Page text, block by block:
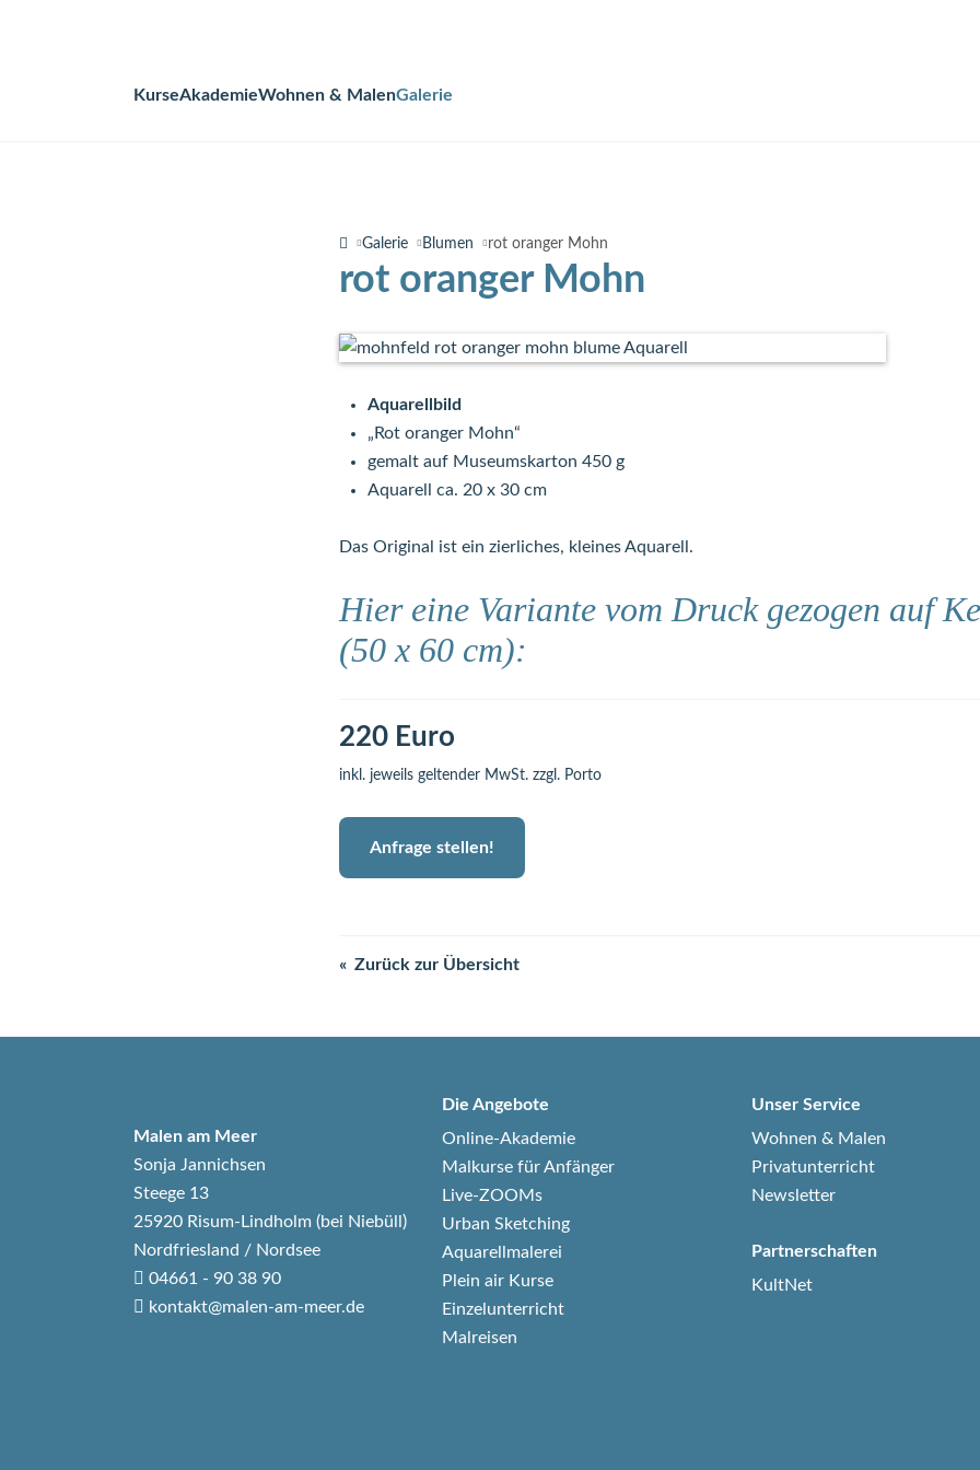
Navigation
KurseAkademieWohnen & MalenGalerie
Galerie Blumen rot oranger Mohn
rot oranger Mohn
Aquarellbild
„Rot oranger Mohn“
gemalt auf Museumskarton 450 g
Aquarell ca. 20 x 30 cm
Das Original ist ein zierliches, kleines Aquarell.
Hier eine Variante vom Druck gezogen auf
(50 x 60 cm):
220 Euro
inkl. jeweils geltender MwSt. zzgl. Porto
Anfrage stellen!
Zurück zur Übersicht
Malen am Meer
Sonja Jannichsen
Steege 13
25920 Risum-Lindholm (bei Niebüll)
Nordfriesland / Nordsee
04661 - 90 38 90
kontakt@malen-am-meer.de
Die Angebote
Online-Akademie
Malkurse für Anfänger
Live-ZOOMs
Urban Sketching
Aquarellmalerei
Plein air Kurse
Einzelunterricht
Malreisen
Unser Service
Wohnen & Malen
Privatunterricht
Newsletter
Partnerschaften
KultNet